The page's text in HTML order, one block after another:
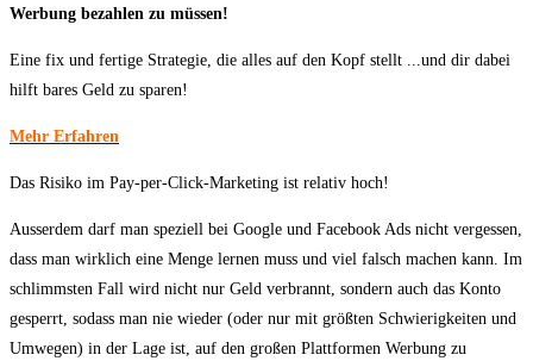
Werbung bezahlen zu müssen!
Eine fix und fertige Strategie, die alles auf den Kopf stellt ...und dir dabei
hilft bares Geld zu sparen!
Mehr Erfahren
Das Risiko im Pay-per-Click-Marketing ist relativ hoch!
Ausserdem darf man speziell bei Google und Facebook Ads nicht vergessen,
dass man wirklich eine Menge lernen muss und viel falsch machen kann. Im
schlimmsten Fall wird nicht nur Geld verbrannt, sondern auch das Konto
gesperrt, sodass man nie wieder (oder nur mit größten Schwierigkeiten und
Umwegen) in der Lage ist, auf den großen Plattformen Werbung zu